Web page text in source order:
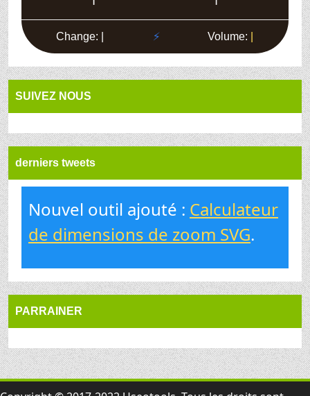
SUIVEZ NOUS
derniers tweets
Nouvel outil ajouté : Calculateur
de dimensions de zoom SVG.
PARRAINER